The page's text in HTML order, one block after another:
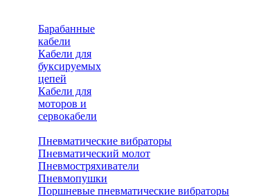
Барабанные
кабели
Кабели для
буксируемых
цепей
Кабели для
моторов и
сервокабели
Пневматические вибраторы
Пневматический молот
Пневмостряхиватели
Пневмопушки
Поршневые пневматические вибраторы